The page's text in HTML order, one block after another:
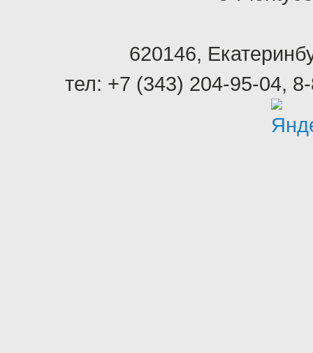
620146,
тел: +7 (343) 204-95-04,